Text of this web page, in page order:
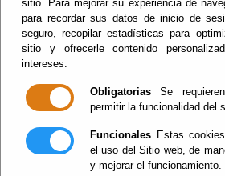
sitio. Para mejorar su experiencia de
para recordar sus datos de inicio de
seguro, recopilar estadísticas para
sitio y ofrecerle contenido
intereses.
Obligatorias Se
permitir la funcionalidad del
Funcionales Estas
el uso del Sitio web, de
y mejorar el funcionamiento.
Menú
Bienvenido al
de Cultura,